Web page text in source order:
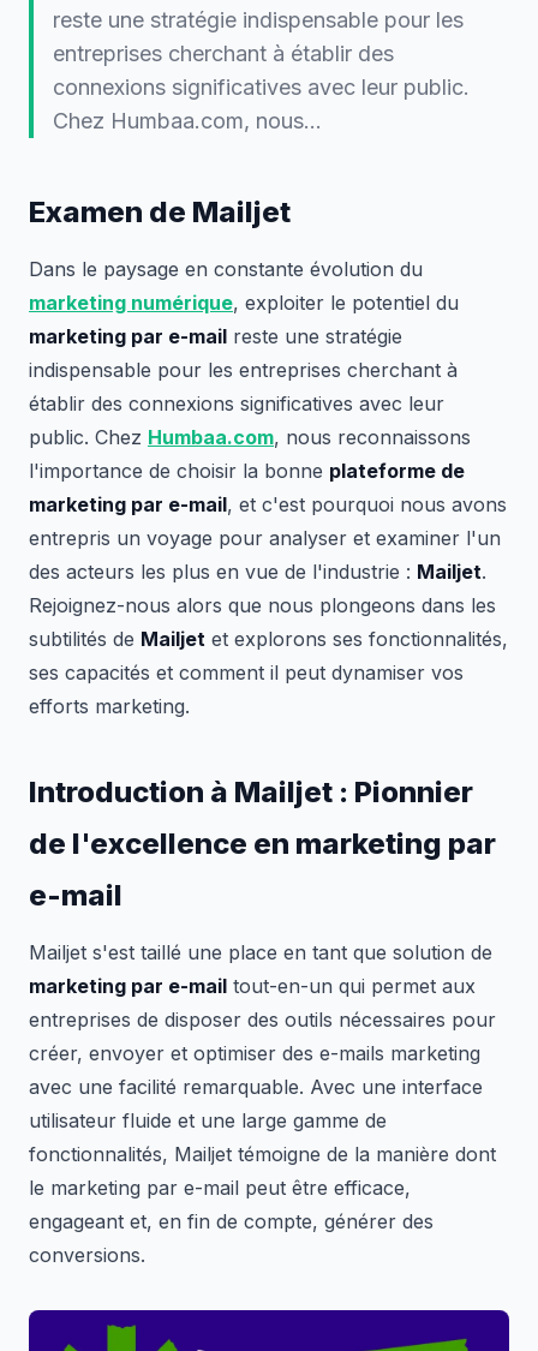
reste une stratégie indispensable pour les
entreprises cherchant à établir des
connexions significatives avec leur public.
Chez Humbaa.com, nous...
Examen de Mailjet
Dans le paysage en constante évolution du
marketing numérique, exploiter le potentiel du
marketing par e-mail reste une stratégie
indispensable pour les entreprises cherchant à
établir des connexions significatives avec leur
public. Chez Humbaa.com, nous reconnaissons
l'importance de choisir la bonne plateforme de
marketing par e-mail, et c'est pourquoi nous avons
entrepris un voyage pour analyser et examiner l'un
des acteurs les plus en vue de l'industrie : Mailjet.
Rejoignez-nous alors que nous plongeons dans les
subtilités de Mailjet et explorons ses fonctionnalités,
ses capacités et comment il peut dynamiser vos
efforts marketing.
Introduction à Mailjet : Pionnier
de l'excellence en marketing par
e-mail
Mailjet s'est taillé une place en tant que solution de
marketing par e-mail tout-en-un qui permet aux
entreprises de disposer des outils nécessaires pour
créer, envoyer et optimiser des e-mails marketing
avec une facilité remarquable. Avec une interface
utilisateur fluide et une large gamme de
fonctionnalités, Mailjet témoigne de la manière dont
le marketing par e-mail peut être efficace,
engageant et, en fin de compte, générer des
conversions.